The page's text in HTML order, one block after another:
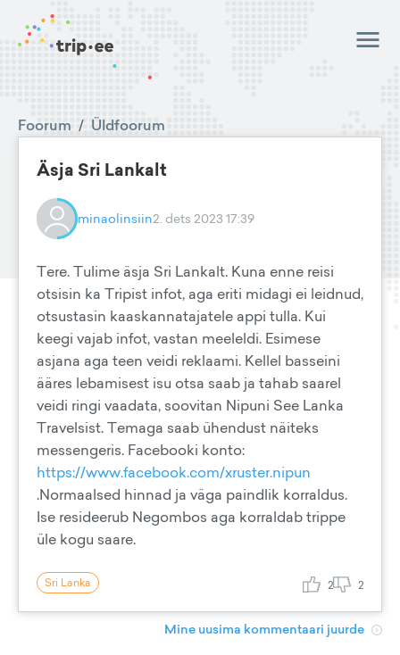
Foorum / Üldfoorum
Äsja Sri Lankalt
minaolinsiin2. dets 2023 17:39
Tere. Tulime äsja Sri Lankalt. Kuna enne reisi
otsisin ka Tripist infot, aga eriti midagi ei leidnud,
otsustasin kaaskannatajatele appi tulla. Kui
keegi vajab infot, vastan meeleldi. Esimese
asjana aga teen veidi reklaami. Kellel basseini
ääres lebamisest isu otsa saab ja tahab saarel
veidi ringi vaadata, soovitan Nipuni See Lanka
Travelsist. Temaga saab ühendust näiteks
messengeris. Facebooki konto:
https://www.facebook.com/xruster.nipun
.Normaalsed hinnad ja väga paindlik korraldus.
Ise resideerub Negombos aga korraldab trippe
üle kogu saare.
Sri Lanka 2 2
Mine uusima kommentaari juurde